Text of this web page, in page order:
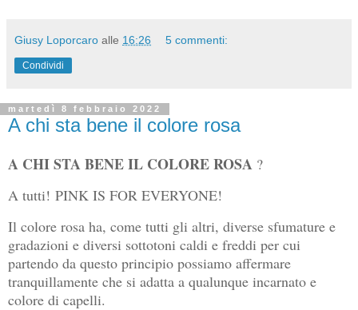
Giusy Loporcaro alle 16:26 5 commenti:
Condividi
martedì 8 febbraio 2022
A chi sta bene il colore rosa
A CHI STA BENE IL COLORE ROSA ?
A tutti! PINK IS FOR EVERYONE!
Il colore rosa ha, come tutti gli altri, diverse sfumature e
gradazioni e diversi sottotoni caldi e freddi per cui
partendo da questo principio possiamo affermare
tranquillamente che si adatta a qualunque incarnato e
colore di capelli.